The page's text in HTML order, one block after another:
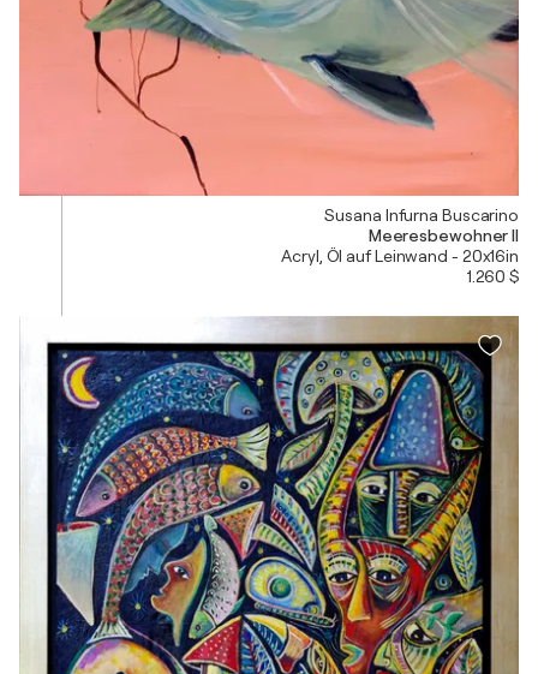
Susana Infurna Buscarino
Meeresbewohner II
Acryl, Öl auf Leinwand - 20x16in
1.260 $